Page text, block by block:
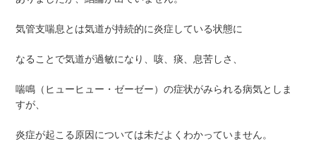
気管支喘息とは気道が持続的に炎症している状態に
なることで気道が過敏になり、咳、痰、息苦しさ、
喘鳴（ヒューヒュー・ゼーゼー）の症状がみられる病気としま
すが、
炎症が起こる原因については未だよくわかっていません。